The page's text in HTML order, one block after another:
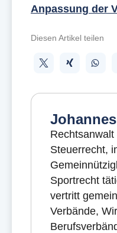
Anpassung der
Diesen Artikel teilen
Steuerrecht,
Sportrecht
vertritt
Verbände,